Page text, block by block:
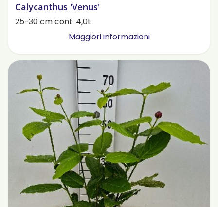
Calycanthus 'Venus'
25-30 cm cont. 4,0L
Maggiori informazioni